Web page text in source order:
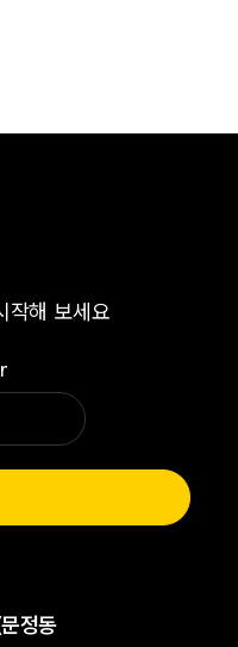
해 보세요
정동